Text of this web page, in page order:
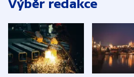
Výběr redakce